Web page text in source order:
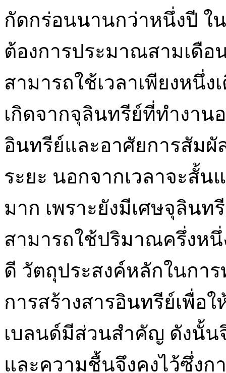
กัดกร่อนนานกว่าหนึ่งปี ใ
ต้องการประมาณสามเดื
สามารถใช้เวลาเพียงหนึ่
เกิดจากจุลินทรีย์ที่ทำงาน
อินทรีย์และอาศัยการสัมผั
ระยะ นอกจากเวลาจะสั้
มาก เพราะยังมีเศษจุลิน
สามารถใช้ปริมาณครึ่งห
ดี วัตถุประสงค์หลักในกา
การสร้างสารอินทรีย์เพื่อ
เบลนด์มีส่วนสำคัญ ดังนั้น
และความชื้นจึงคงไว้ซึ่ง